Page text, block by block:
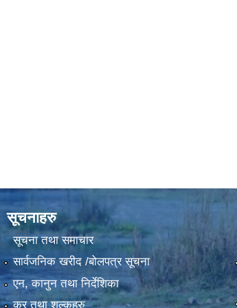
सूचनाहरु
सूचना तथा समाचार
सार्वजनिक खरीद /बोलपत्र सूचना
एन, कानुन तथा निर्देशिका
कर तथा शुल्कहरु